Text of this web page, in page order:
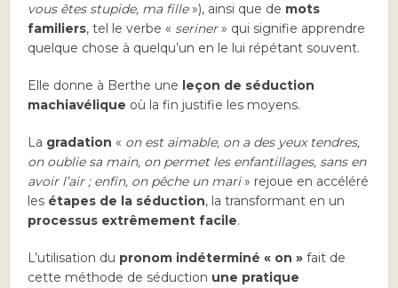
vous êtes stupide, ma fille»), ainsi que de mots
familiers, tel le verbe « seriner» qui signifie apprendre
quelque chose à quelqu’un en le lui répétant souvent.
Elle donne à Berthe une leçon de séduction
machiavélique où la fin justifie les moyens.
La gradation « on est aimable, on a des yeux tendres,
on oublie sa main, on permet les enfantillages, sans en
avoir l’air ; enfin, on pêche un mari» rejoue en accéléré
les étapes de la séduction, la transformant en un
processus extrêmement facile.
L’utilisation du pronom indéterminé « on »fait de
cette méthode de séduction une pratique